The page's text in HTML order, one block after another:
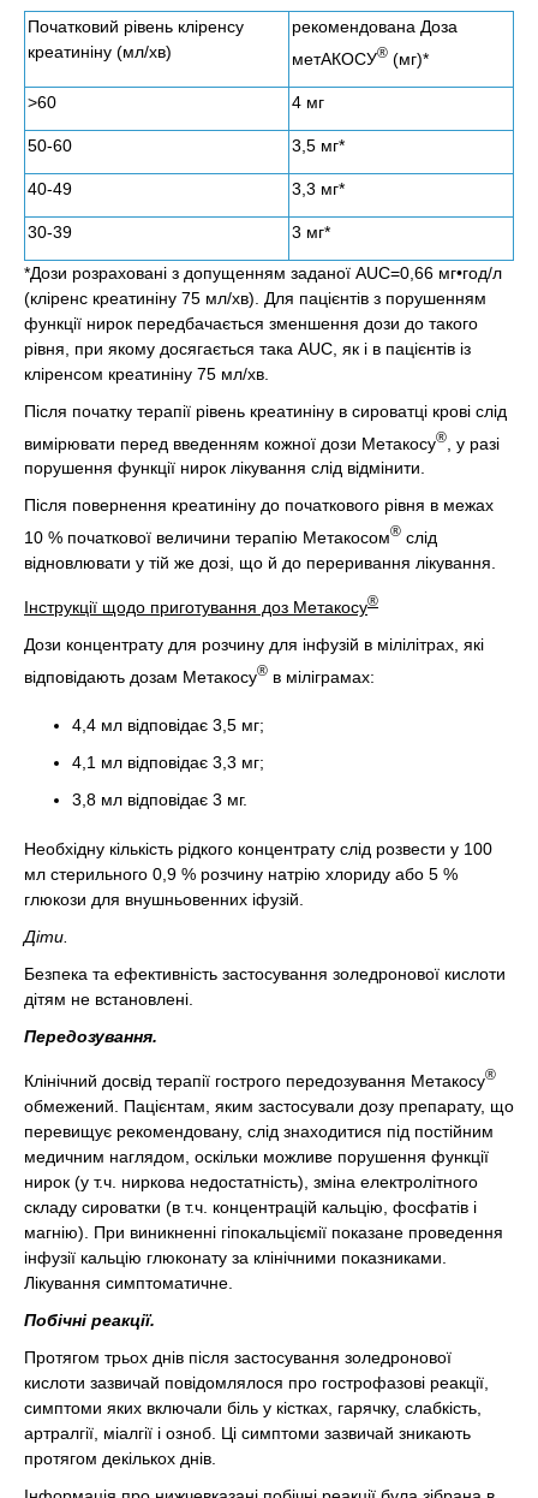
Початковий рівень кліренсу
креатиніну (мл/хв)
рекомендована Доза
метАКОСУ® (мг)*
>60 4 мг
50-60 3,5 мг*
40-49 3,3 мг*
30-39 3 мг*
*Дози розраховані з допущенням заданої AUC=0,66 мг•год/л
(кліренс креатиніну 75 мл/хв). Для пацієнтів з порушенням
функції нирок передбачається зменшення дози до такого
рівня, при якому досягається така AUC, як і в пацієнтів із
кліренсом креатиніну 75 мл/хв.
Після початку терапії рівень креатиніну в сироватці крові слід
вимірювати перед введенням кожної дози Метакосу®
, у разі
порушення функції нирок лікування слід відмінити.
Після повернення креатиніну до початкового рівня в межах
10 % початкової величини терапію Метакосом® слід
відновлювати у тій же дозі, що й до переривання лікування.
Інструкції щодо приготування доз Метакосу®
Дози концентрату для розчину для інфузій в мілілітрах, які
відповідають дозам Метакосу® в міліграмах:
4,4 мл відповідає 3,5 мг;
4,1 мл відповідає 3,3 мг;
3,8 мл відповідає 3 мг.
Необхідну кількість рідкого концентрату слід розвести у 100
мл стерильного 0,9 % розчину натрію хлориду або 5 %
глюкози для внушньовенних іфузій.
Діти.
Безпека та ефективність застосування золедронової кислоти
дітям не встановлені.
Передозування.
Клінічний досвід терапії гострого передозування Метакосу®
обмежений. Пацієнтам, яким застосували дозу препарату, що
перевищує рекомендовану, слід знаходитися під постійним
медичним наглядом, оскільки можливе порушення функції
нирок (у т.ч. ниркова недостатність), зміна електролітного
складу сироватки (в т.ч. концентрацій кальцію, фосфатів і
магнію). При виникненні гіпокальціємії показане проведення
інфузії кальцію глюконату за клінічними показниками.
Лікування симптоматичне.
Побічні реакції.
Протягом трьох днів після застосування золедронової
кислоти зазвичай повідомлялося про гострофазові реакції,
симптоми яких включали біль у кістках, гарячку, слабкість,
артралгії, міалгії і озноб. Ці симптоми зазвичай зникають
протягом декількох днів.